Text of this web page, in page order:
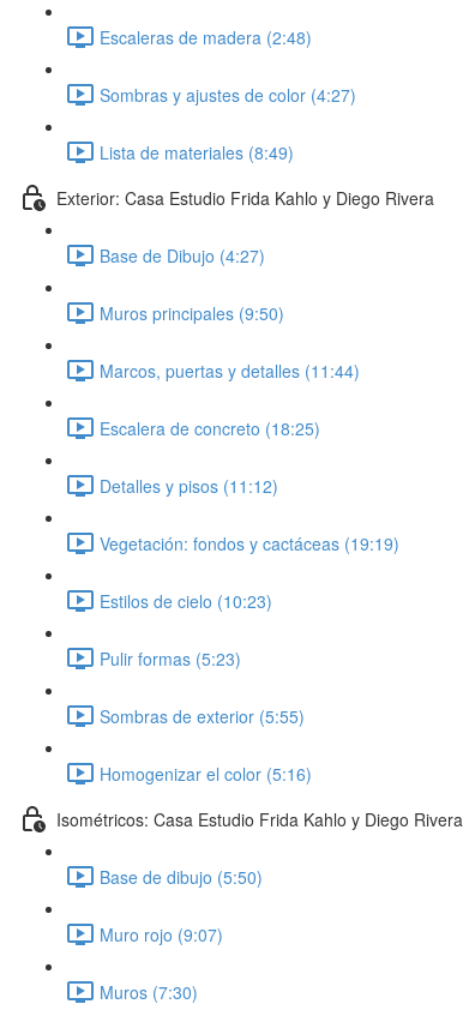
Escaleras de madera (2:48)
Sombras y ajustes de color (4:27)
Lista de materiales (8:49)
Exterior: Casa Estudio Frida Kahlo y Diego Rivera
Base de Dibujo (4:27)
Muros principales (9:50)
Marcos, puertas y detalles (11:44)
Escalera de concreto (18:25)
Detalles y pisos (11:12)
Vegetación: fondos y cactáceas (19:19)
Estilos de cielo (10:23)
Pulir formas (5:23)
Sombras de exterior (5:55)
Homogenizar el color (5:16)
Isométricos: Casa Estudio Frida Kahlo y Diego Rivera
Base de dibujo (5:50)
Muro rojo (9:07)
Muros (7:30)